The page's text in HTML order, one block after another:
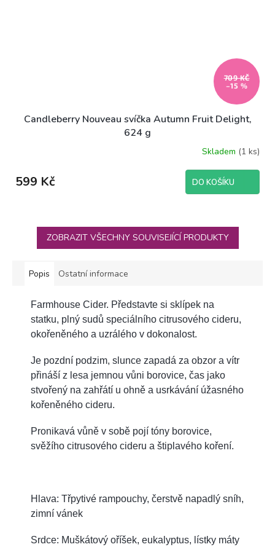
709 KČ
–15 %
Candleberry Nouveau svíčka Autumn Fruit Delight,
624 g
Skladem (1 ks)
599 Kč DO KOŠÍKU
ZOBRAZIT VŠECHNY SOUVISEJÍCÍ PRODUKTY
Popis Ostatní informace
Farmhouse Cider. Představte si sklípek na
statku, plný sudů speciálního citrusového cideru,
okořeněného a uzrálého v dokonalost.
Je pozdní podzim, slunce zapadá za obzor a vítr
přináší z lesa jemnou vůni borovice, čas jako
stvořený na zahřátí u ohně a usrkávání úžasného
kořeněného cideru.
Pronikavá vůně v sobě pojí tóny borovice,
svěžího citrusového cideru a štiplavého koření.
Hlava: Třpytivé rampouchy, čerstvě napadlý sníh,
zimní vánek
Srdce: Muškátový oříšek, eukalyptus, lístky máty